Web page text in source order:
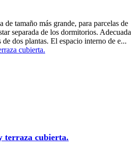
tamaño más grande, para parcelas de
separada de los dormitorios. Adecuada
dos plantas. El espacio interno de e...
terraza cubierta.